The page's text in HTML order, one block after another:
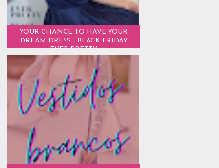
YOUR CHANCE TO HAVE YOUR
DREAM DRESS - BLACK FRIDAY
EVER PRETTY